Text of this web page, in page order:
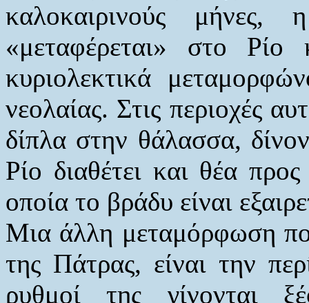
καλοκαιρινούς
«μεταφέρεται» στο
κυριολεκτικά
νεολαίας. Στις περιοχές
δίπλα στην θάλασσα,
Ρίο διαθέτει και θέα
οποία το βράδυ είναι
Μια άλλη μεταμόρφωση
της Πάτρας, είναι την
ρυθμοί της γίνονται